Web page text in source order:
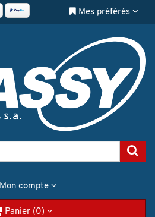
Mes préférés
Mon compte
Panier (0)